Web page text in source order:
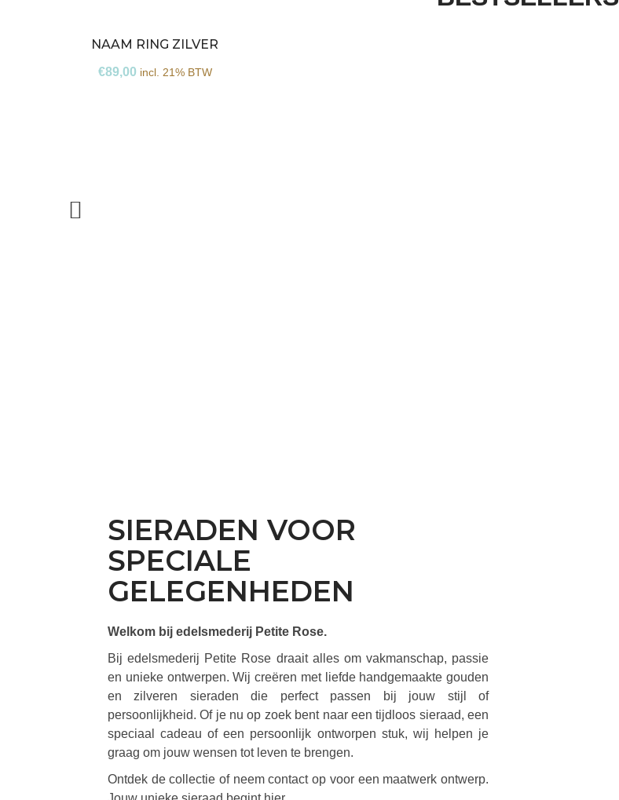
NAAM RING ZILVER
€89,00 incl. 21% BTW
SIERADEN VOOR
SPECIALE
GELEGENHEDEN
Welkom bij edelsmederij Petite Rose.
Bij edelsmederij Petite Rose draait alles om vakmanschap, passie
en unieke ontwerpen. Wij creëren met liefde handgemaakte gouden
en zilveren sieraden die perfect passen bij jouw stijl of
persoonlijkheid. Of je nu op zoek bent naar een tijdloos sieraad, een
speciaal cadeau of een persoonlijk ontworpen stuk, wij helpen je
graag om jouw wensen tot leven te brengen.
Ontdek de collectie of neem contact op voor een maatwerk ontwerp.